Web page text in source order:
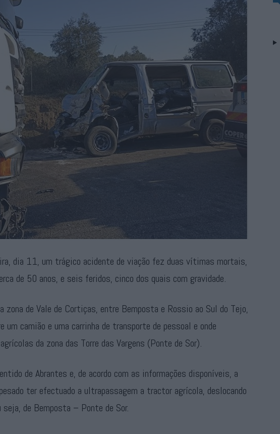
dia 11, um trágico acidente de viação fez duas vítimas mortais,
de 50 anos, e seis feridos, cinco dos quais com gravidade.
zona de Vale de Cortiças, entre Bemposta e Rossio ao Sul do Tejo,
um camião e uma carrinha de transporte de pessoal e onde
da zona das Torre das Vargens (Ponte de Sor).
de Abrantes e, de acordo com as informações disponíveis, a
ter efectuado a ultrapassagem a tractor agrícola, deslocando
de Bemposta – Ponte de Sor.